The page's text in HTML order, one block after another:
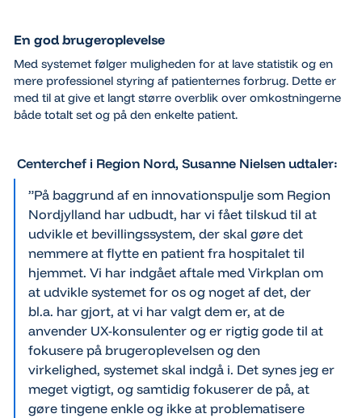
En god brugeroplevelse
Med systemet følger muligheden for at lave statistik og en
mere professionel styring af patienternes forbrug. Dette er
med til at give et langt større overblik over omkostningerne
både totalt set og på den enkelte patient.
Centerchef i Region Nord, Susanne Nielsen udtaler:
”På baggrund af en innovationspulje som Region
Nordjylland har udbudt, har vi fået tilskud til at
udvikle et bevillingssystem, der skal gøre det
nemmere at flytte en patient fra hospitalet til
hjemmet. Vi har indgået aftale med Virkplan om
at udvikle systemet for os og noget af det, der
bl.a. har gjort, at vi har valgt dem er, at de
anvender UX-konsulenter og er rigtig gode til at
fokusere på brugeroplevelsen og den
virkelighed, systemet skal indgå i. Det synes jeg er
meget vigtigt, og samtidig fokuserer de på, at
gøre tingene enkle og ikke at problematisere